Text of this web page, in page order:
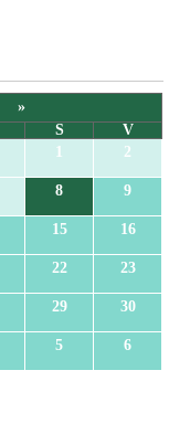
»
S
V
1 2
8 9
15 16
22 23
29 30
5 6